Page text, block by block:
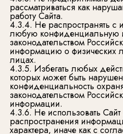
рассматриваться как
работу Сайта.
4.3.4. Не распространять с
любую конфиденциальную
законодательством
информацию о физических
лицах.
4.3.5. Избегать любых
которых может быть
конфиденциальность
законодательством
информации.
4.3.6. Не использовать
распространения
характера, иначе как с